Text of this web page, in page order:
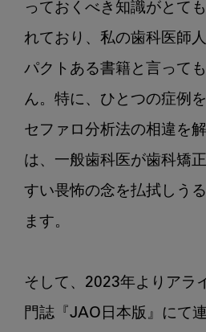
っておくべき知識がとて
れており、私の歯科医師
パクトある書籍と言って
ん。特に、ひとつの症例
セファロ分析法の相違を
は、一般歯科医が歯科矯
すい畏怖の念を払拭しう
ます。
そして、2023年よりアラ
門誌『JAO日本版』にて